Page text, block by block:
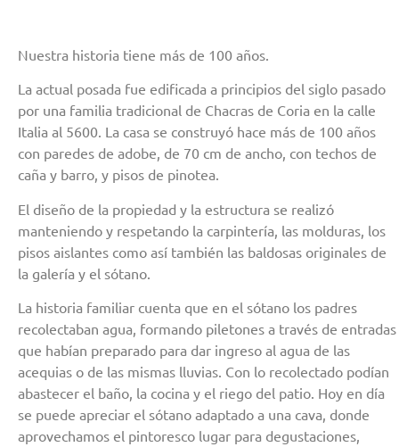
Nuestra historia tiene más de 100 años.
La actual posada fue edificada a principios del siglo pasado
por una familia tradicional de Chacras de Coria en la calle
Italia al 5600. La casa se construyó hace más de 100 años
con paredes de adobe, de 70 cm de ancho, con techos de
caña y barro, y pisos de pinotea.
El diseño de la propiedad y la estructura se realizó
manteniendo y respetando la carpintería, las molduras, los
pisos aislantes como así también las baldosas originales de
la galería y el sótano.
La historia familiar cuenta que en el sótano los padres
recolectaban agua, formando piletones a través de entradas
que habían preparado para dar ingreso al agua de las
acequias o de las mismas lluvias. Con lo recolectado podían
abastecer el baño, la cocina y el riego del patio. Hoy en día
se puede apreciar el sótano adaptado a una cava, donde
aprovechamos el pintoresco lugar para degustaciones,